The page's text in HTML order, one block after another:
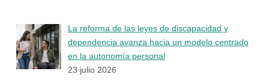
La reforma de las leyes de discapacidad y
dependencia avanza hacia un modelo centrado
en la autonomía personal
23 julio 2026